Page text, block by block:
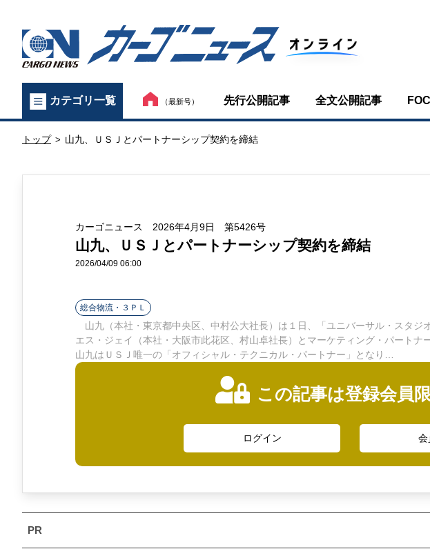
カ
ー
ゴ
ニ
カテゴリ一覧 （最新号） 先行公開記事 全文公開記事
トップ > 山九、ＵＳＪとパートナーシップ契約を締結
カーゴニュース 2026年4月9日 第5426号
山九、ＵＳＪとパートナーシップ契約を締結
2026/04/09 06:00
総合物流・３ＰＬ
山九（本社・東京都中央区、中村公大社長）は１日、「ユニバーサル・スタジ
エス・ジェイ（本社・大阪市此花区、村山卓社長）とマーケティング・パート
山九はＵＳＪ唯一の「オフィシャル・テクニカル・パートナー」となり…
この記事は登録会員
ログイン 会